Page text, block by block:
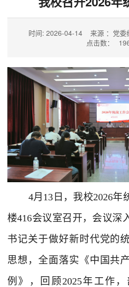
时间: 2026-04-14 来源 ：党委
点击数：
4月 13 日，我校2026年
楼416会议室召开，会议深
书记关于做好新时代党的
思想，全面落实《中国共
例》，回顾2025年 工作